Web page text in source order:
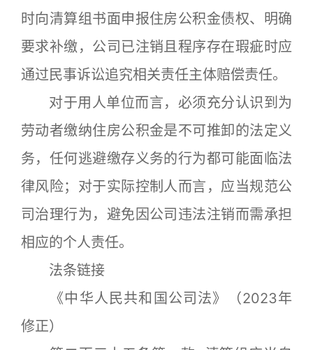
时向清算组书面申报住房公积金债权、明确
要求补缴，公司已注销且程序存在瑕疵时应
通过民事诉讼追究相关责任主体赔偿责任。
对于用人单位而言，必须充分认识到为
劳动者缴纳住房公积金是不可推卸的法定义
务，任何逃避缴存义务的行为都可能面临法
律风险；对于实际控制人而言，应当规范公
司治理行为，避免因公司违法注销而需承担
相应的个人责任。
法条链接
《中华人民共和国公司法》（2023年
修正）